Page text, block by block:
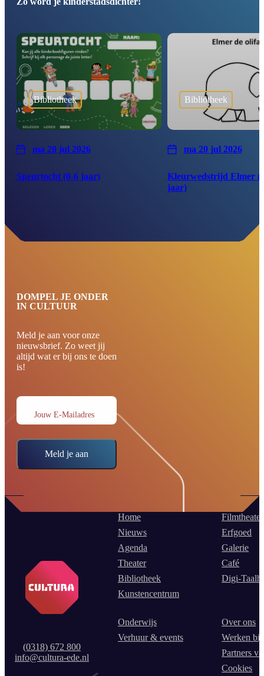
Bibliotheek
ma 20 jul 2026
Speurtocht (0-6 jaar)
Bibliotheek
ma 20 jul 2026
Kleurwedstrijd Elmer
jaar)
DOMPEL JE ONDER
IN CULTUUR
Meld je aan voor onze
nieuwsbrief. Zo weet jij
altijd wat er bij ons te doen
is!
Jouw E-Mailadres
Meld je aan
(0318) 672 800
info@cultura-ede.nl
Home
Nieuws
Agenda
Theater
Bibliotheek
Kunstencentrum
Filmtheater
Erfgoed
Galerie
Café
Digi-
Onderwijs
Verhuur & events
Over ons
Werken
Partners
Cookies